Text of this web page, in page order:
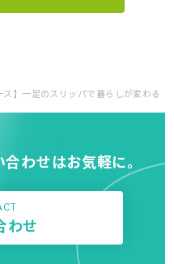
ス】一足のスリッパで暮らしが変わる
わせはお気軽に。
わせ